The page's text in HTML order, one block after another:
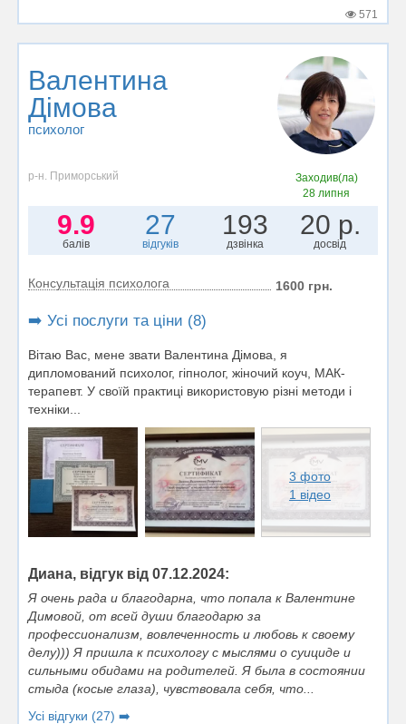
571
Валентина
Дімова
психолог
р-н. Приморський
Заходив(ла)
28 липня
9.9
балів
27
відгуків
193
дзвінка
20 р.
досвід
Консультація психолога 1600 грн.
➡️ Усі послуги та ціни (8)
Вітаю Вас, мене звати Валентина Дімова, я
дипломований психолог, гіпнолог, жіночий коуч, МАК-
терапевт. У своїй практиці використовую різні методи і
техніки...
3 фото
1 відео
Диана, відгук від 07.12.2024:
Я очень рада и благодарна, что попала к Валентине
Димовой, от всей души благодарю за
профессионализм, вовлеченность и любовь к своему
делу))) Я пришла к психологу с мыслями о суициде и
сильными обидами на родителей. Я была в состоянии
стыда (косые глаза), чувствовала себя, что...
Усі відгуки (27) ➡️